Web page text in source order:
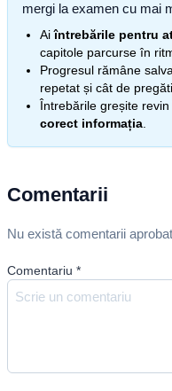
mergi la examen cu mai
Aiîntrebările pentru
capitole parcurse în
Progresul rămâne
repetat și cât de
Întrebările greșite
corect informația
Comentarii
Nu există comentarii
Comentariu *